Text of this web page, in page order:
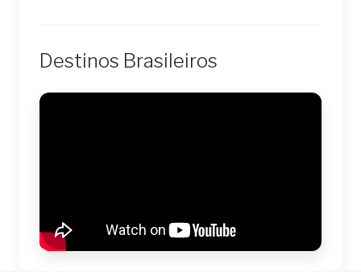
Destinos Brasileiros